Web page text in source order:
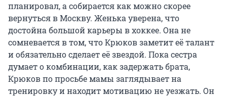
планировал, а собирается как можно скорее
вернуться в Москву. Женька уверена, что
достойна большой карьеры в хоккее. Она не
сомневается в том, что Крюков заметит её талант
и обязательно сделает её звездой. Пока сестра
думает о комбинации, как задержать брата,
Крюков по просьбе мамы заглядывает на
тренировку и находит мотивацию не уезжать. Он